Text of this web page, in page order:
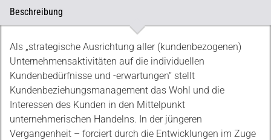
Beschreibung
Beschreibung
Als „strategische Ausrichtung aller (kundenbezogenen)
Unternehmensaktivitäten auf die individuellen
Kundenbedürfnisse und -erwartungen“ stellt
Kundenbeziehungsmanagement das Wohl und die
Interessen des Kunden in den Mittelpunkt
unternehmerischen Handelns. In der jüngeren
Vergangenheit – forciert durch die Entwicklungen im Zuge